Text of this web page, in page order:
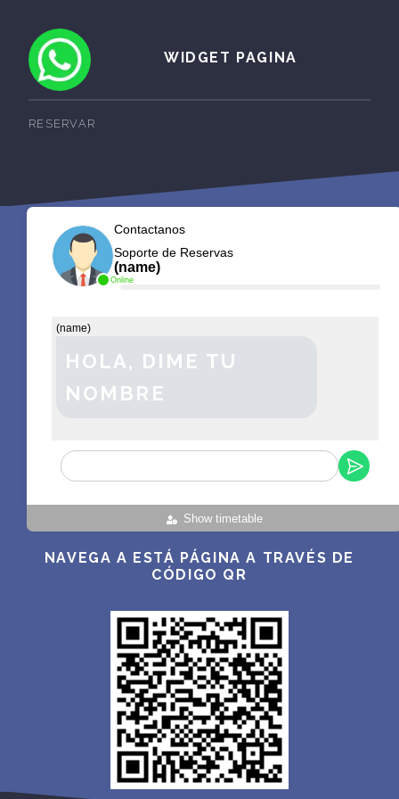
WIDGET PAGINA
RESERVAR
Online
Contactanos
Soporte de Reservas
(name)
Show timetable
(name)
HOLA, DIME TU
NOMBRE
NAVEGA A ESTÁ PÁGINA A TRAVÉS DE
CÓDIGO QR